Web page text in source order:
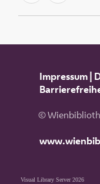
Impressum|
©
Visual Library Server 2026